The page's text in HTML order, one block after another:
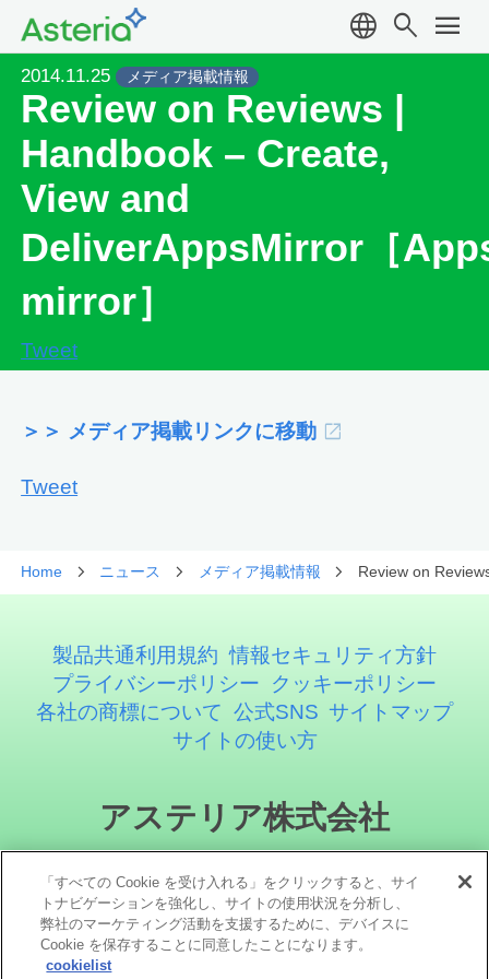
language search menu
2014.11.25 メディア掲載情報
Review on Reviews |
Handbook – Create,
View and
DeliverAppsMirror［
mirror］
Tweet
＞＞ メディア掲載リンクに移動
Tweet
Home ニュース メディア掲載情報 Review on
製品共通利用規約 情報セキュリティ方針
プライバシーポリシー
クッキーポリシー
各社の商標について 公式SNS サイトマップ
サイトの使い方
アステリア株式会社
「すべての Cookie を受け入れる」をクリックすると、サイ
トナビゲーションを強化し、サイトの使用状況を分析し、
弊社のマーケティング活動を支援するために、デバイスに
Cookie を保存することに同意したことになります。
cookielist